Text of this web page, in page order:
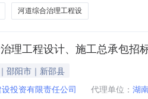
河道综合治理工程设
理工程设计、施工总承包招
邵阳市｜新邵县
投资有限责任公司 代理单位： 湖